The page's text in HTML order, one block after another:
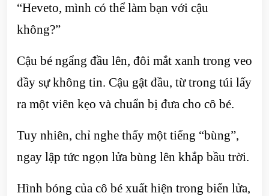
“Heveto, mình có thể làm bạn với cậu
không?”
Cậu bé ngẩng đầu lên, đôi mắt xanh trong veo
đầy sự không tin. Cậu gật đầu, từ trong túi lấy
ra một viên kẹo và chuẩn bị đưa cho cô bé.
Tuy nhiên, chỉ nghe thấy một tiếng “bùng”,
ngay lập tức ngọn lửa bùng lên khắp bầu trời.
Hình bóng của cô bé xuất hiện trong biển lửa,